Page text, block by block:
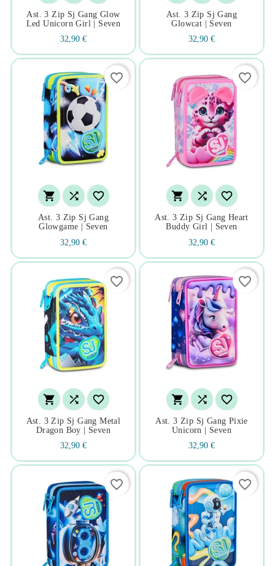
Ast. 3 Zip Sj Gang Glow
Led Unicorn Girl | Seven
32,90 €
Ast. 3 Zip Sj Gang
Glowcat | Seven
32,90 €
  
Ast. 3 Zip Sj Gang
Glowgame | Seven
32,90 €
favorite_border
  
Ast. 3 Zip Sj Gang Heart
Buddy Girl | Seven
32,90 €
favorite_border
  
Ast. 3 Zip Sj Gang Metal
Dragon Boy | Seven
32,90 €
favorite_border
  
Ast. 3 Zip Sj Gang Pixie
Unicorn | Seven
32,90 €
favorite_border
favorite_border favorite_border